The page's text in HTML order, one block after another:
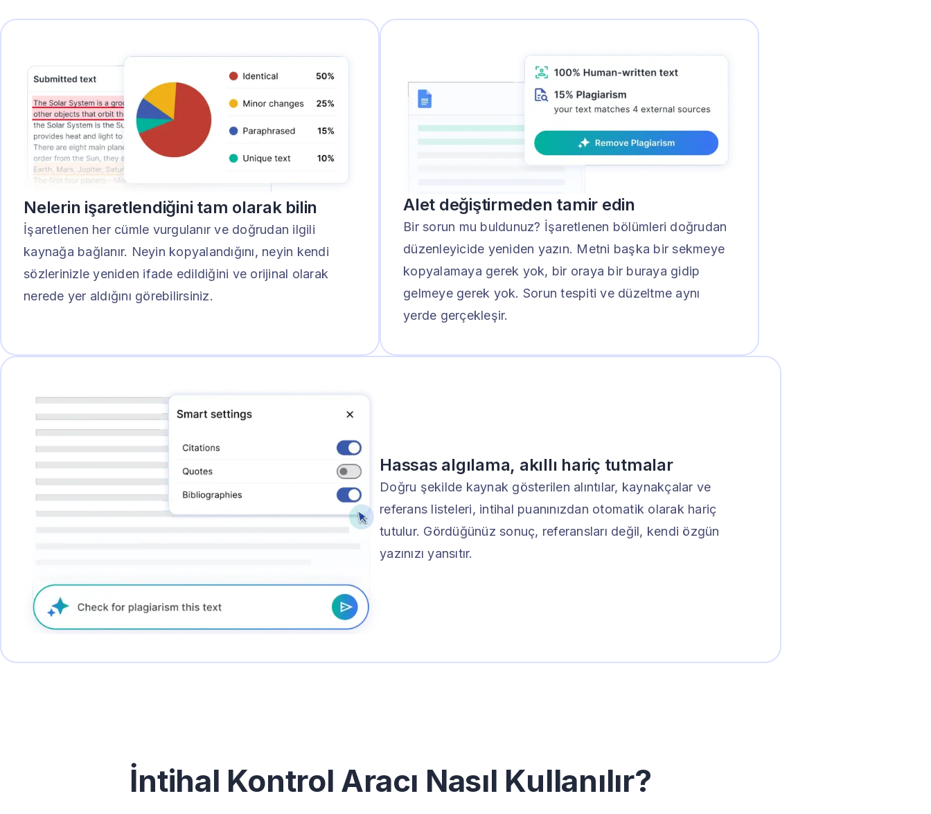
Nelerin işaretlendiğini tam olarak bilin
İşaretlenen her cümle vurgulanır ve doğrudan ilgili
kaynağa bağlanır. Neyin kopyalandığını, neyin kendi
sözlerinizle yeniden ifade edildiğini ve orijinal olarak
nerede yer aldığını görebilirsiniz.
Alet değiştirmeden tamir edin
Bir sorun mu buldunuz? İşaretlenen bölümleri doğrudan
düzenleyicide yeniden yazın. Metni başka bir sekmeye
kopyalamaya gerek yok, bir oraya bir buraya gidip
gelmeye gerek yok. Sorun tespiti ve düzeltme aynı
yerde gerçekleşir.
Hassas algılama, akıllı hariç tutmalar
Doğru şekilde kaynak gösterilen alıntılar, kaynakçalar ve
referans listeleri, intihal puanınızdan otomatik olarak hariç
tutulur. Gördüğünüz sonuç, referansları değil, kendi özgün
yazınızı yansıtır.
İntihal Kontrol Aracı Nasıl Kullanılır?